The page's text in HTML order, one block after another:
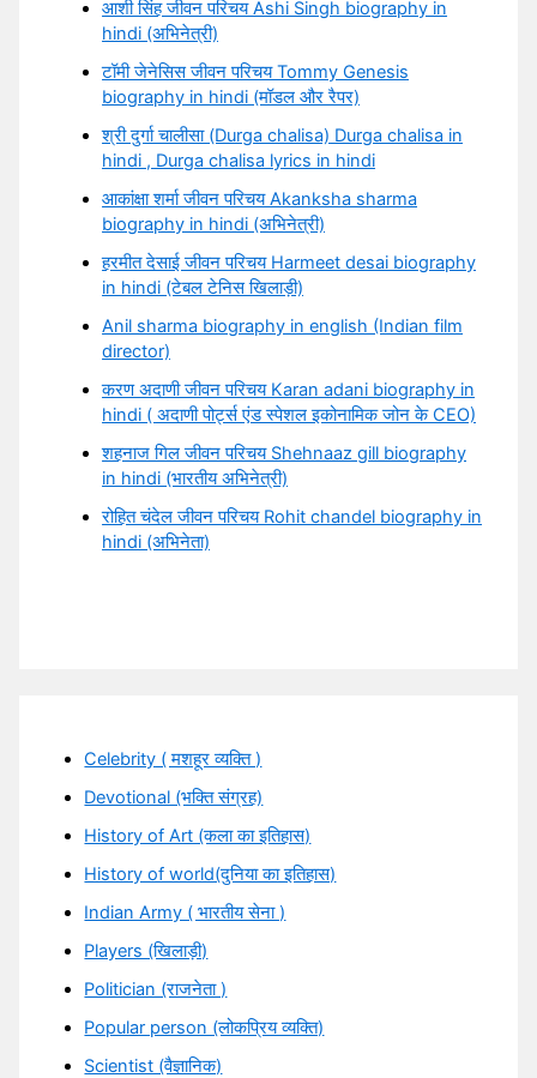
आशी सिंह जीवन परिचय Ashi Singh biography in
hindi (अभिनेत्री)
टॉमी जेनेसिस जीवन परिचय Tommy Genesis
biography in hindi (मॉडल और रैपर)
श्री दुर्गा चालीसा (Durga chalisa) Durga chalisa in
hindi , Durga chalisa lyrics in hindi
आकांक्षा शर्मा जीवन परिचय Akanksha sharma
biography in hindi (अभिनेत्री)
हरमीत देसाई जीवन परिचय Harmeet desai biography
in hindi (टेबल टेनिस खिलाड़ी)
Anil sharma biography in english (Indian film
director)
करण अदाणी जीवन परिचय Karan adani biography in
hindi ( अदाणी पोर्ट्स एंड स्पेशल इकोनामिक जोन के CEO)
शहनाज गिल जीवन परिचय Shehnaaz gill biography
in hindi (भारतीय अभिनेत्री)
रोहित चंदेल जीवन परिचय Rohit chandel biography in
hindi (अभिनेता)
Celebrity ( मशहूर व्यक्ति )
Devotional (भक्ति संग्रह)
History of Art (कला का इतिहास)
History of world(दुनिया का इतिहास)
Indian Army ( भारतीय सेना )
Players (खिलाड़ी)
Politician (राजनेता )
Popular person (लोकप्रिय व्यक्ति)
Scientist (वैज्ञानिक)